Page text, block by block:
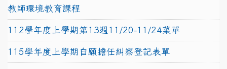
教師環境教育課程
112學年度上學期第13週11/20-11/24菜單
115學年度上學期自願擔任糾察登記表單